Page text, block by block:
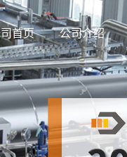
首页 公司介绍